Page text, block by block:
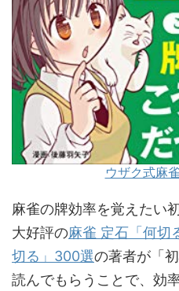
ウザク式麻
麻雀の牌効率を覚えたい
大好評の麻雀 定石「何切
切る」300選の著者が「
読んでもらうことで、効